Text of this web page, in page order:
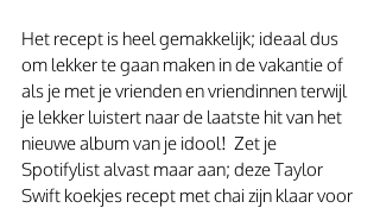
Het recept is heel gemakkelijk; ideaal dus
om lekker te gaan maken in de vakantie of
als je met je vrienden en vriendinnen terwijl
je lekker luistert naar de laatste hit van het
nieuwe album van je idool!  Zet je
Spotifylist alvast maar aan; deze Taylor
Swift koekjes recept met chai zijn klaar voor